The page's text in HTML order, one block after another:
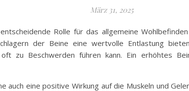
März 31, 2025
Rolle für das allgemeine
der Beine eine wertvolle Entlastung
zu Beschwerden führen kann. Ein erhöhtes
auch eine positive Wirkung auf die Muskeln und